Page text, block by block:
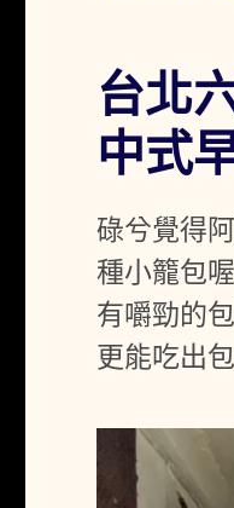
台北
中式
碌兮覺得
種小籠包
有嚼勁的
更能吃出